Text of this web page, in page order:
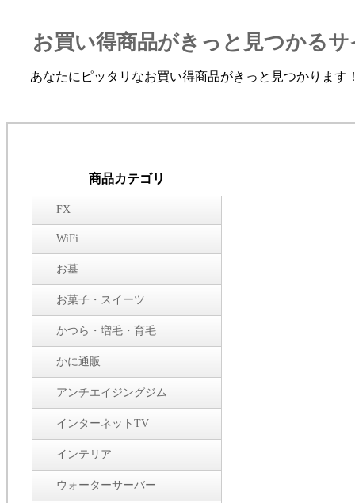
お買い得商品がきっと見つかる
あなたにピッタリなお買い得商品がきっと見つかります
商品カテゴリ
FX
WiFi
お墓
お菓子・スイーツ
かつら・増毛・育毛
かに通販
アンチエイジングジム
インターネットTV
インテリア
ウォーターサーバー